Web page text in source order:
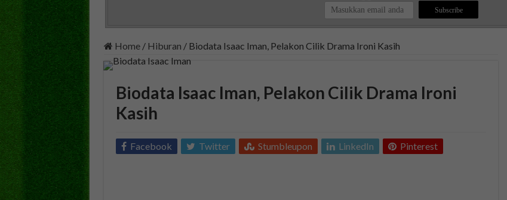
Home / Hiburan / Biodata Isaac Iman, Pelakon Cilik Drama Ironi Kasih
Biodata Isaac Iman, Pelakon Cilik Drama Ironi
Kasih
Facebook Twitter Stumbleupon LinkedIn Pinterest